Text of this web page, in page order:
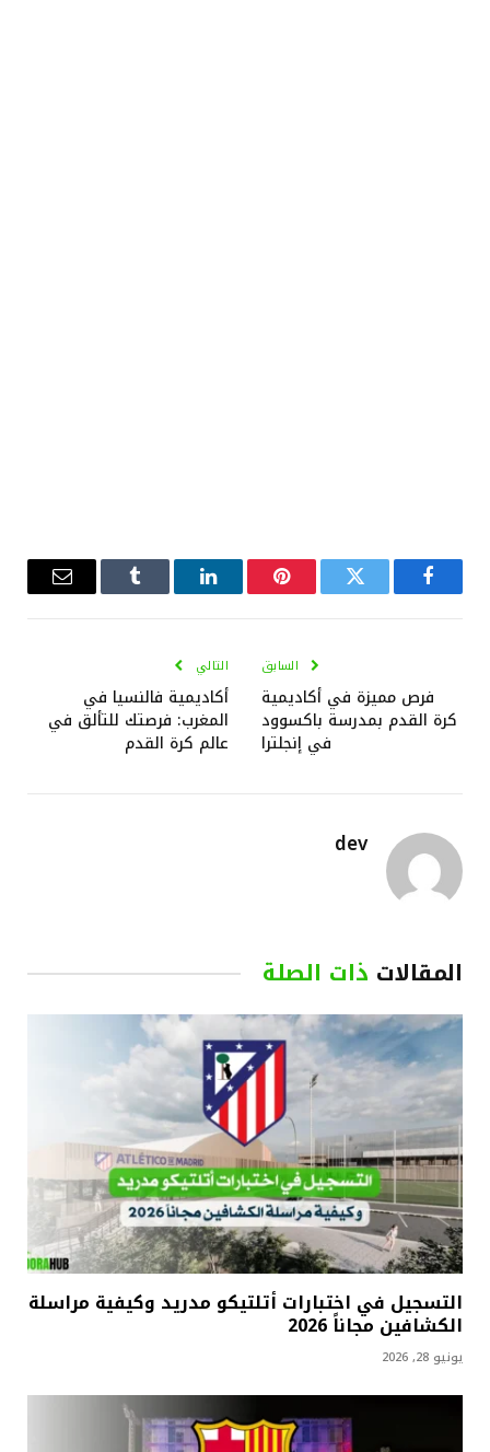
فيسبوك تويتر بينتيريستلينكدإن Tumblr
البريد
السابق
فرص مميزة في أكاديمية
كرة القدم بمدرسة باكسوود
في إنجلترا
التالي
أكاديمية فالنسيا في
المغرب: فرصتك للتألق في
عالم كرة القدم
dev
المقالات ذات الصلة
التسجيل في اختبارات أتلتيكو مدريد وكيفية مراسلة
الكشافين مجاناً 2026
يونيو 28, 2026